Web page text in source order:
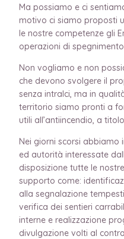
Ma possiamo e ci
motivo ci siamo proposti
le nostre competenze gli
operazioni di
Non vogliamo e non
che devono svolgere il
senza intralci, ma in
territorio siamo pronti a
utili all’antiincendio, a
Nei giorni scorsi abbiamo
ed autorità interessate
disposizione tutte le
supporto come:
alla segnalazione
verifica dei sentieri
interne e realizzazione
divulgazione volti al